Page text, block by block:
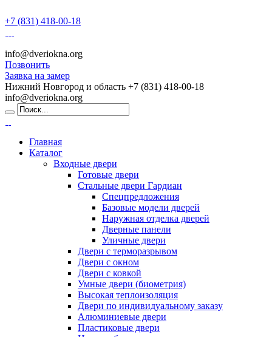
+7 (831) 418-00-18
info@dveriokna.org
Позвонить
Заявка на замер
Нижний Новгород и область +7 (831) 418-00-18
info@dveriokna.org
Главная
Каталог
Входные двери
Готовые двери
Стальные двери Гардиан
Спецпредложения
Базовые модели дверей
Наружная отделка дверей
Дверные панели
Уличные двери
Двери с терморазрывом
Двери с окном
Двери с ковкой
Умные двери (биометрия)
Высокая теплоизоляция
Двери по индивидуальному заказу
Алюминиевые двери
Пластиковые двери